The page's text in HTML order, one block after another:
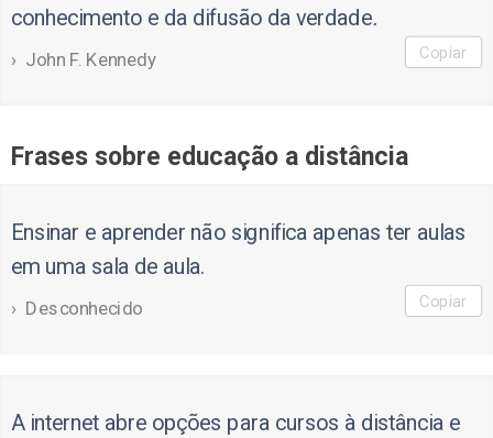
conhecimento e da difusão da verdade.
John F. Kennedy Copiar
Frases sobre educação a distância
Ensinar e aprender não significa apenas ter aulas
em uma sala de aula.
Desconhecido Copiar
A internet abre opções para cursos à distância e